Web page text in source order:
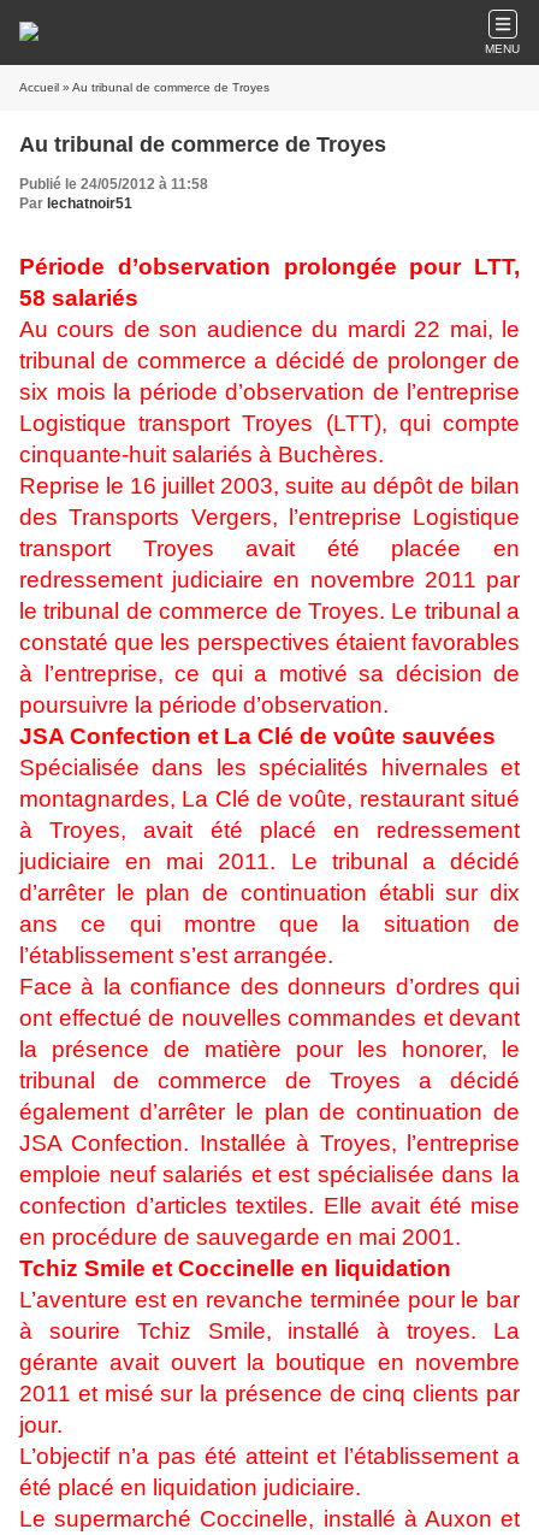
MENU
Accueil » Au tribunal de commerce de Troyes
Au tribunal de commerce de Troyes
Publié le 24/05/2012 à 11:58
Par lechatnoir51
Période d’observation prolongée pour LTT,
58 salariés
Au cours de son audience du mardi 22 mai, le
tribunal de commerce a décidé de prolonger de
six mois la période d’observation de l’entreprise
Logistique transport Troyes (LTT), qui compte
cinquante-huit salariés à Buchères.
Reprise le 16 juillet 2003, suite au dépôt de bilan
des Transports Vergers, l’entreprise Logistique
transport Troyes avait été placée en
redressement judiciaire en novembre 2011 par
le tribunal de commerce de Troyes. Le tribunal a
constaté que les perspectives étaient favorables
à l’entreprise, ce qui a motivé sa décision de
poursuivre la période d’observation.
JSA Confection et La Clé de voûte sauvées
Spécialisée dans les spécialités hivernales et
montagnardes, La Clé de voûte, restaurant situé
à Troyes, avait été placé en redressement
judiciaire en mai 2011. Le tribunal a décidé
d’arrêter le plan de continuation établi sur dix
ans ce qui montre que la situation de
l’établissement s’est arrangée.
Face à la confiance des donneurs d’ordres qui
ont effectué de nouvelles commandes et devant
la présence de matière pour les honorer, le
tribunal de commerce de Troyes a décidé
également d’arrêter le plan de continuation de
JSA Confection. Installée à Troyes, l’entreprise
emploie neuf salariés et est spécialisée dans la
confection d’articles textiles. Elle avait été mise
en procédure de sauvegarde en mai 2001.
Tchiz Smile et Coccinelle en liquidation
L’aventure est en revanche terminée pour le bar
à sourire Tchiz Smile, installé à troyes. La
gérante avait ouvert la boutique en novembre
2011 et misé sur la présence de cinq clients par
jour.
L’objectif n’a pas été atteint et l’établissement a
été placé en liquidation judiciaire.
Le supermarché Coccinelle, installé à Auxon et